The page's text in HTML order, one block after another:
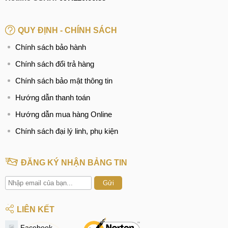
CN 4:123 Trần Quang Khải, Quận 1
Hotline:0969.520.520
CN 5:602 Lê Hồng Phong, Quận 10
Hotline:097.3333.602
Tại Đà Nẵng
QUY ĐỊNH - CHÍNH SÁCH
Chính sách bảo hành
Chính sách đổi trả hàng
Chính sách bảo mật thông tin
Hướng dẫn thanh toán
Hướng dẫn mua hàng Online
Chính sách đại lý linh, phụ kiện
ĐĂNG KÝ NHẬN BẢNG TIN
Gửi
LIÊN KẾT